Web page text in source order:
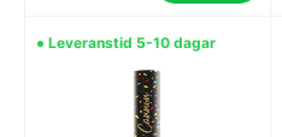
Leveranstid 5-10 dagar